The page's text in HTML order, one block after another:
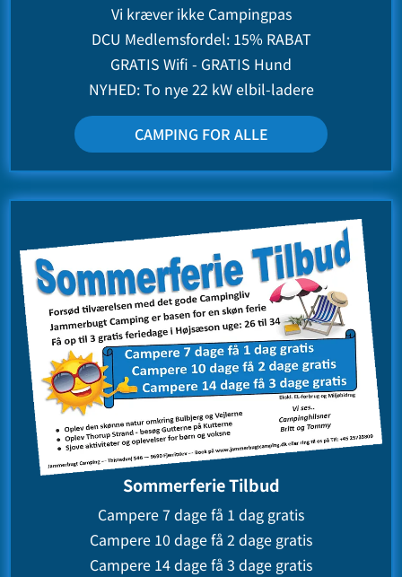
Vi kræver ikke Campingpas
DCU Medlemsfordel: 15% RABAT
GRATIS Wifi - GRATIS Hund
NYHED: To nye 22 kW elbil-ladere
CAMPING FOR ALLE
Sommerferie Tilbud
Campere 7 dage få 1 dag gratis
Campere 10 dage få 2 dage gratis
Campere 14 dage få 3 dage gratis